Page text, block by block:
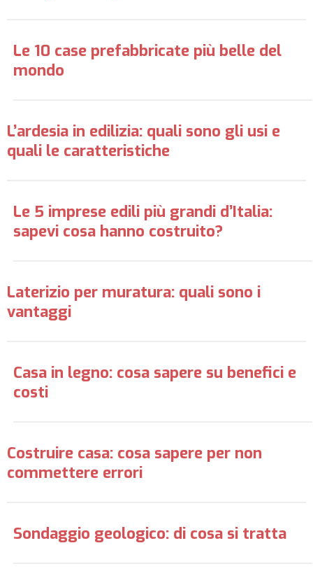
Le 10 case prefabbricate più belle del
mondo
L’ardesia in edilizia: quali sono gli usi e
quali le caratteristiche
Le 5 imprese edili più grandi d’Italia:
sapevi cosa hanno costruito?
Laterizio per muratura: quali sono i
vantaggi
Casa in legno: cosa sapere su benefici e
costi
Costruire casa: cosa sapere per non
commettere errori
Sondaggio geologico: di cosa si tratta